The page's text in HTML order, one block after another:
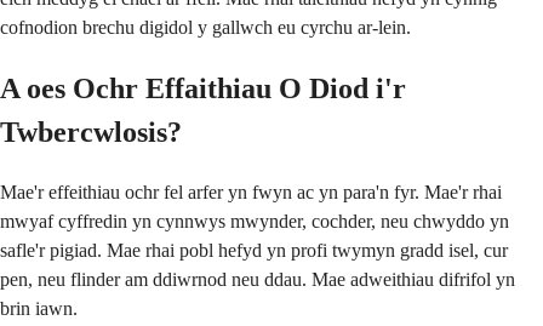
cofnodion brechu digidol y gallwch eu cyrchu ar-lein.
A oes Ochr Effaithiau O Diod i'r
Twbercwlosis?
Mae'r effeithiau ochr fel arfer yn fwyn ac yn para'n fyr. Mae'r rhai
mwyaf cyffredin yn cynnwys mwynder, cochder, neu chwyddo yn
safle'r pigiad. Mae rhai pobl hefyd yn profi twymyn gradd isel, cur
pen, neu flinder am ddiwrnod neu ddau. Mae adweithiau difrifol yn
brin iawn.